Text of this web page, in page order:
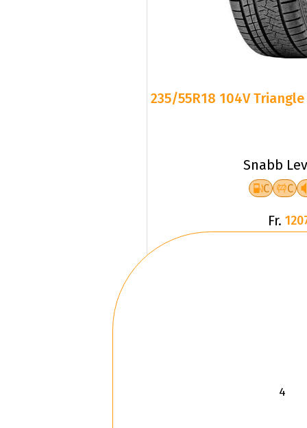
235/55R18 104V
Snabb
C C
Fr.